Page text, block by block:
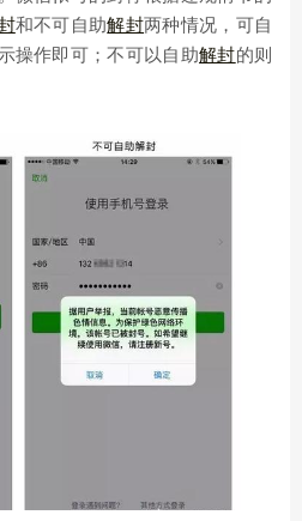
和不可自助解封两种情况，可自
操作即可；不可以自助解封的则